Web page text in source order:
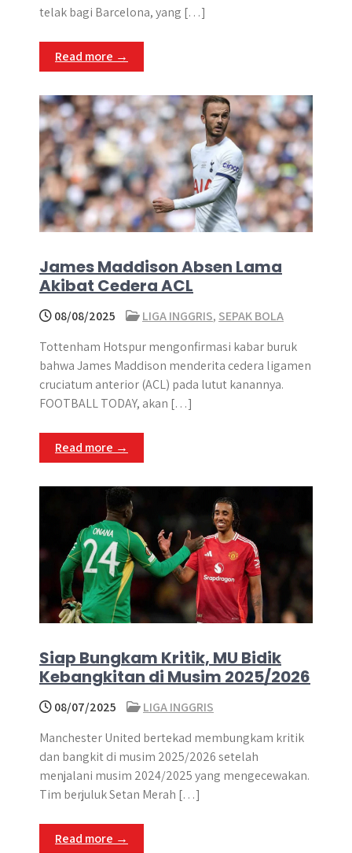
telak bagi Barcelona, yang […]
Read more →
James Maddison Absen Lama
Akibat Cedera ACL
08/08/2025 LIGA INGGRIS, SEPAK BOLA
Tottenham Hotspur mengonfirmasi kabar buruk
bahwa James Maddison menderita cedera ligamen
cruciatum anterior (ACL) pada lutut kanannya.
FOOTBALL TODAY, akan […]
Read more →
Siap Bungkam Kritik, MU Bidik
Kebangkitan di Musim 2025/2026
08/07/2025
LIGA INGGRIS
Manchester United bertekad membungkam kritik
dan bangkit di musim 2025/2026 setelah
menjalani musim 2024/2025 yang mengecewakan.
Tim berjuluk Setan Merah […]
Read more →